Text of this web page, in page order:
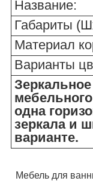
Название:
Габариты
Материал
Варианты
одна
зеркала и
варианте.
Мебель для